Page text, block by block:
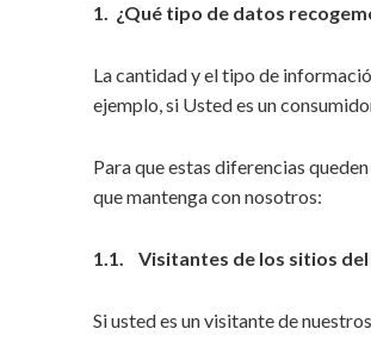
1. ¿Qué tipo de datos
La cantidad y el tipo de
ejemplo, si Usted es un
Para que estas diferencias
que mantenga con nosotros:
1.1. Visitantes de los sitios
Si usted es un visitante de